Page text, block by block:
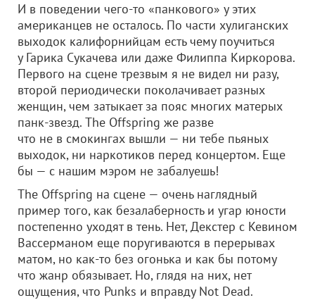
И в поведении чего-то «панкового» у этих
американцев не осталось. По части хулиганских
выходок калифорнийцам есть чему поучиться
у Гарика Сукачева или даже Филиппа Киркорова.
Первого на сцене трезвым я не видел ни разу,
второй периодически поколачивает разных
женщин, чем затыкает за пояс многих матерых
панк-звезд. The Offspring же разве
что не в смокингах вышли — ни тебе пьяных
выходок, ни наркотиков перед концертом. Еще
бы — с нашим мэром не забалуешь!
The Offspring на сцене — очень наглядный
пример того, как безалаберность и угар юности
постепенно уходят в тень. Нет, Декстер с Кевином
Вассерманом еще поругиваются в перерывах
матом, но как-то без огонька и как бы потому
что жанр обязывает. Но, глядя на них, нет
ощущения, что Punks и вправду Not Dead.